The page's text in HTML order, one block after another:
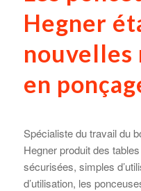
Hegner
nouvelles
en
Spécialiste du travail du
Hegner produit des
sécurisées, simples
d’utilisation, les